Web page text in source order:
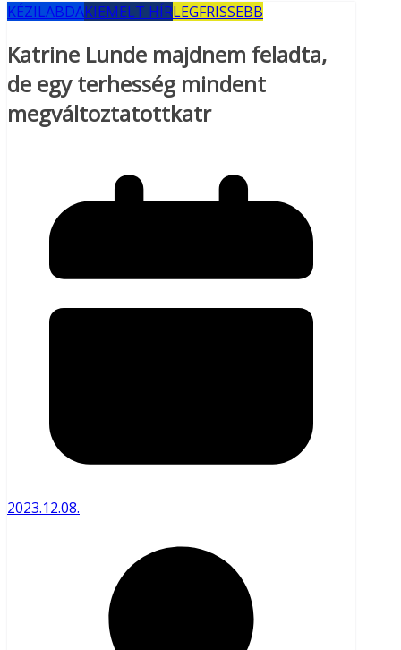
KÉZILABDAKIEMELT HÍRLEGFRISSEBB
Katrine Lunde majdnem feladta,
de egy terhesség mindent
megváltoztatottkatr
2023.12.08.